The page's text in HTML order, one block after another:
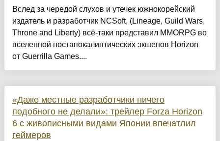
Вслед за чередой слухов и утечек южнокорейский
издатель и разработчик NCSoft, (Lineage, Guild Wars,
Throne and Liberty) всё-таки представил MMORPG во
вселенной постапокалиптических экшенов Horizon
от Guerrilla Games....
«Даже местные разработчики ничего
подобного не делали»: трейлер Forza Horizon
6 с живописными видами Японии впечатлил
геймеров